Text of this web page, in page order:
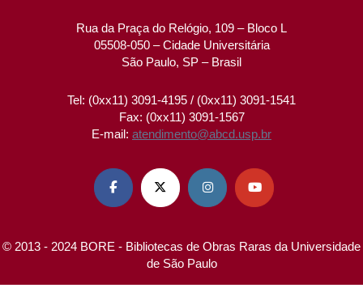
Rua da Praça do Relógio, 109 – Bloco L
05508-050 – Cidade Universitária
São Paulo, SP – Brasil
Tel: (0xx11) 3091-4195 / (0xx11) 3091-1541
Fax: (0xx11) 3091-1567
E-mail: atendimento@abcd.usp.br
   
© 2013 - 2024 BORE - Bibliotecas de Obras Raras da Universidade
de São Paulo